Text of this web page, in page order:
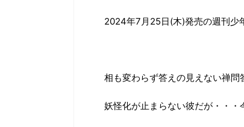
2024年7月25日(木)発売の週刊少
相も変わらず答えの見えない禅問
妖怪化が止まらない彼だが・・・